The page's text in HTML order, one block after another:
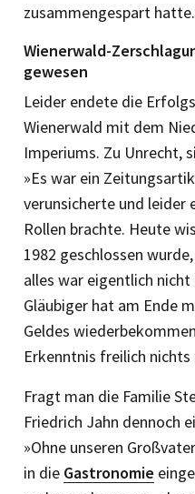
zusammengespart hatte.
Wienerwald-
gewesen
Leider endete die
Wienerwald mit dem
Imperiums. Zu Unrecht,
»Es war ein
verunsicherte und leider
Rollen brachte. Heute
1982 geschlossen
alles war ­eigentlich
Gläubiger hat am Ende
Geldes
Erkenntnis freilich nichts
Fragt man die Familie
Friedrich Jahn dennoch
»Ohne unseren
in die Gastronomie